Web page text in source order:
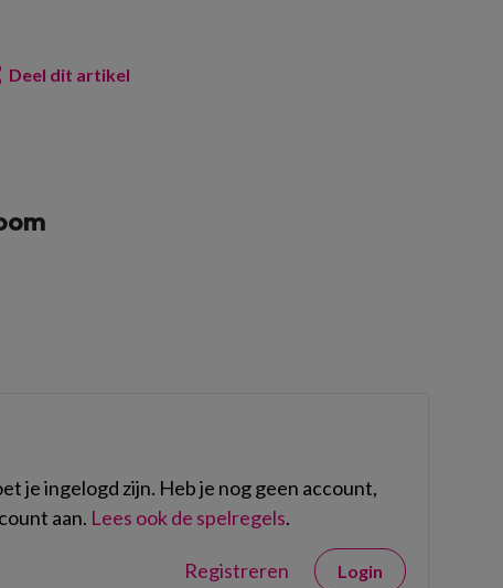
Deel dit artikel
je ingelogd zijn. Heb je nog geen account,
aan. Lees ook de spelregels.
Registreren Login